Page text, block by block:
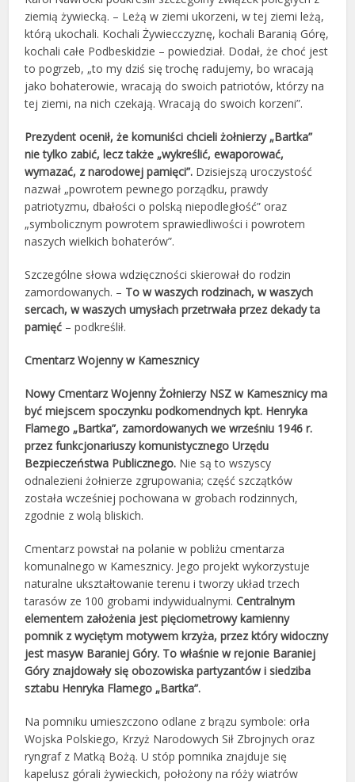
ziemią żywiecką. – Leżą w ziemi ukorzeni, w tej ziemi leżą,
którą ukochali. Kochali Żywiecczyznę, kochali Baranią Górę,
kochali całe Podbeskidzie – powiedział. Dodał, że choć jest
to pogrzeb, „to my dziś się trochę radujemy, bo wracają
jako bohaterowie, wracają do swoich patriotów, którzy na
tej ziemi, na nich czekają. Wracają do swoich korzeni”.
Prezydent ocenił, że komuniści chcieli żołnierzy „Bartka”
nie tylko zabić, lecz także „wykreślić, ewaporować,
wymazać, z narodowej pamięci”. Dzisiejszą uroczystość
nazwał „powrotem pewnego porządku, prawdy
patriotyzmu, dbałości o polską niepodległość” oraz
„symbolicznym powrotem sprawiedliwości i powrotem
naszych wielkich bohaterów”.
Szczególne słowa wdzięczności skierował do rodzin
zamordowanych. – To w waszych rodzinach, w waszych
sercach, w waszych umysłach przetrwała przez dekady ta
pamięć – podkreślił.
Cmentarz Wojenny w Kamesznicy
Nowy Cmentarz Wojenny Żołnierzy NSZ w Kamesznicy ma
być miejscem spoczynku podkomendnych kpt. Henryka
Flamego „Bartka”, zamordowanych we wrześniu 1946 r.
przez funkcjonariuszy komunistycznego Urzędu
Bezpieczeństwa Publicznego. Nie są to wszyscy
odnalezieni żołnierze zgrupowania; część szczątków
została wcześniej pochowana w grobach rodzinnych,
zgodnie z wolą bliskich.
Cmentarz powstał na polanie w pobliżu cmentarza
komunalnego w Kamesznicy. Jego projekt wykorzystuje
naturalne ukształtowanie terenu i tworzy układ trzech
tarasów ze 100 grobami indywidualnymi.Centralnym
elementem założenia jest pięciometrowy kamienny
pomnik z wyciętym motywem krzyża, przez który widoczny
jest masyw Baraniej Góry. To właśnie w rejonie Baraniej
Góry znajdowały się obozowiska partyzantów i siedziba
sztabu Henryka Flamego „Bartka”.
Na pomniku umieszczono odlane z brązu symbole: orła
Wojska Polskiego, Krzyż Narodowych Sił Zbrojnych oraz
ryngraf z Matką Bożą. U stóp pomnika znajduje się
kapelusz górali żywieckich, położony na róży wiatrów